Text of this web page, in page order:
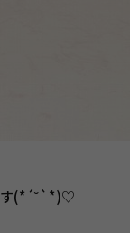
す(*´˘`*)♡